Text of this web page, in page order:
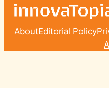
AboutEditorial Policy